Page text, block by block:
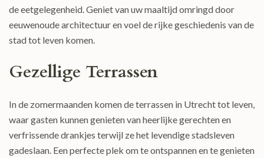
de eetgelegenheid. Geniet van uw maaltijd omringd door
eeuwenoude architectuur en voel de rijke geschiedenis van de
stad tot leven komen.
Gezellige Terrassen
In de zomermaanden komen de terrassen in Utrecht tot leven,
waar gasten kunnen genieten van heerlijke gerechten en
verfrissende drankjes terwijl ze het levendige stadsleven
gadeslaan. Een perfecte plek om te ontspannen en te genieten